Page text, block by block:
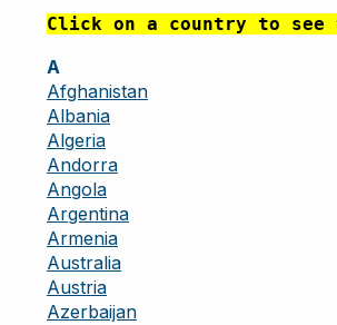
Click on a country to
A
Afghanistan
Albania
Algeria
Andorra
Angola
Argentina
Armenia
Australia
Austria
Azerbaijan